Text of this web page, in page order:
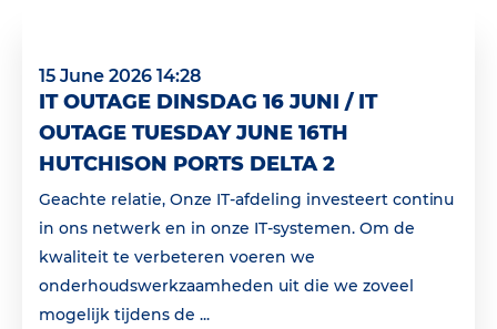
15 June 2026 14:28
IT OUTAGE DINSDAG 16 JUNI / IT
OUTAGE TUESDAY JUNE 16TH
HUTCHISON PORTS DELTA 2
Geachte relatie, Onze IT-afdeling investeert continu
in ons netwerk en in onze IT-systemen. Om de
kwaliteit te verbeteren voeren we
onderhoudswerkzaamheden uit die we zoveel
mogelijk tijdens de ...